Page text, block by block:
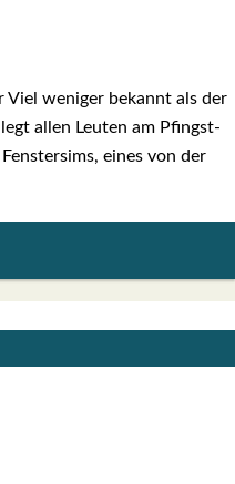
Viel weni­ger bekannt als der
allen Leu­ten am Pfingst­
eines von der